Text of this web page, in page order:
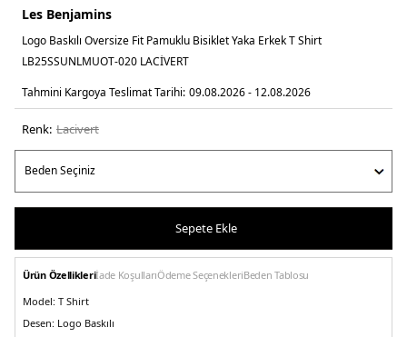
Les Benjamins
Logo Baskılı Oversize Fit Pamuklu Bisiklet Yaka Erkek T Shirt
LB25SSUNLMUOT-020 LACİVERT
Tahmini Kargoya Teslimat Tarihi: 09.08.2026 - 12.08.2026
Renk: laci̇vert
Sepete Ekle
Ürün Özellikleriİade KoşullarıÖdeme SeçenekleriBeden Tablosu
Model: T Shirt
Desen: Logo Baskılı